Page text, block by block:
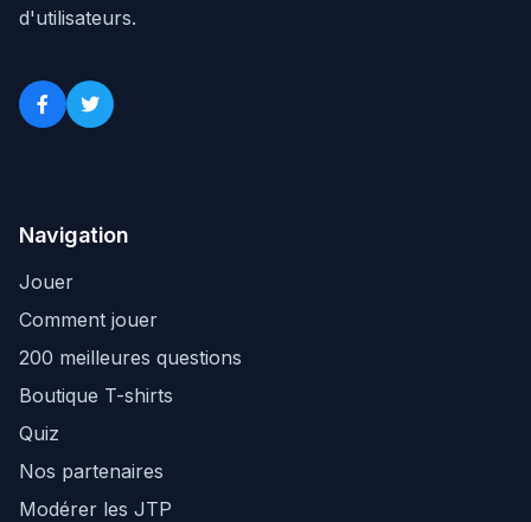
d'utilisateurs.
Navigation
Jouer
Comment jouer
200 meilleures questions
Boutique T-shirts
Quiz
Nos partenaires
Modérer les JTP